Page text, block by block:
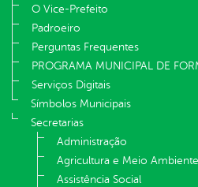
O Vice-Prefeito
Padroeiro
Perguntas Frequentes
PROGRAMA MUNICIPAL DE
Serviços Digitais
Símbolos Municipais
Secretarias
Administração
Agricultura e Meio Ambiente
Assistência Social